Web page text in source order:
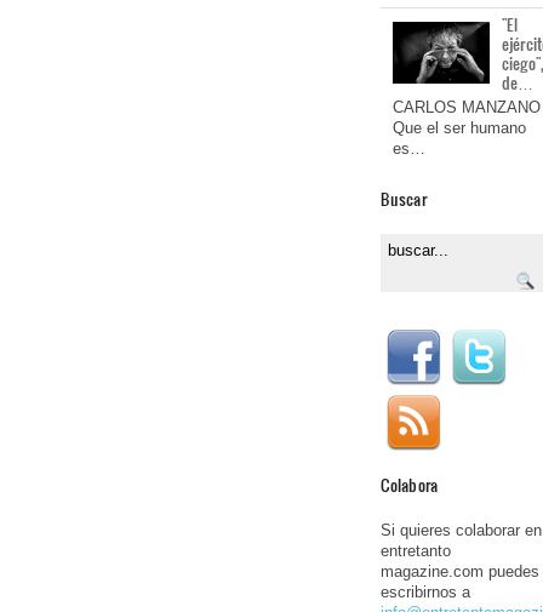
"El
de…
CARLOS MANZANO
Que el ser humano
es…
Buscar
Colabora
Si quieres colaborar en
entretanto
magazine.com puedes
escribirnos a